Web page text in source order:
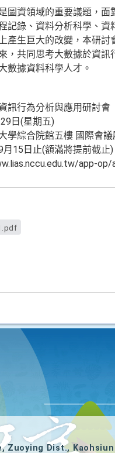
圖資領域的重要議題，
記錄、資料分析科學、
產生巨大的改變，本研
，共同思考大數據於資
數據資料科學人才。
訊行為分析與應用研討會
日(星期五)
學綜合院館五樓 國際會議
月15日止(額滿將提前截止)
app-op/
Zuoying Dist.,